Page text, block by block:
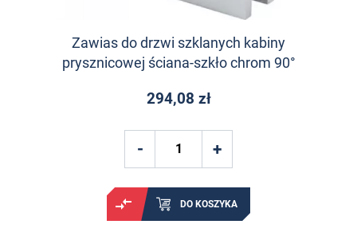
Zawias do drzwi szklanych kabiny
prysznicowej ściana-szkło chrom 90°
294,08 zł
DO KOSZYKA